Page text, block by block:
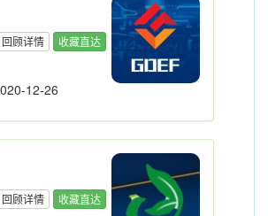
回顾详情
收藏直达
12-26
回顾详情
收藏直达